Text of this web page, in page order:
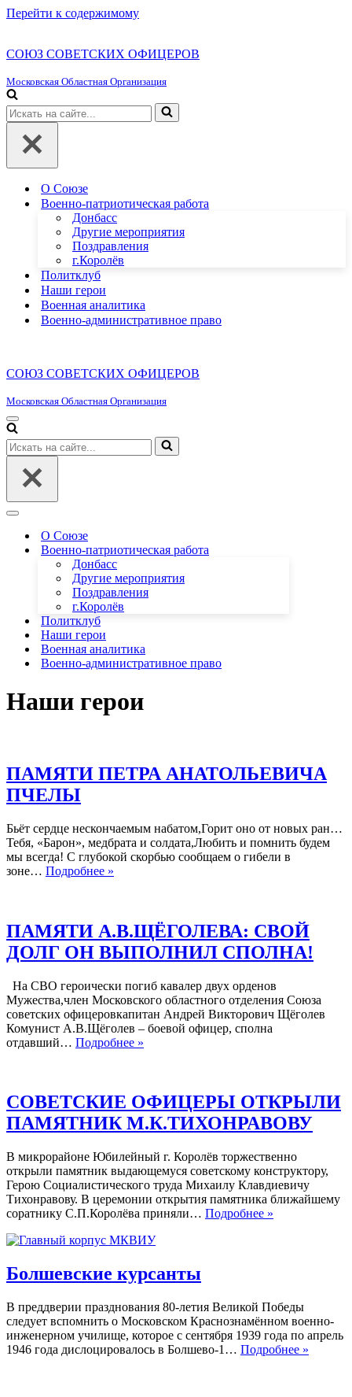
Перейти к содержимому
СОЮЗ СОВЕТСКИХ ОФИЦЕРОВ
Московская Областная Организация
Искать...
О Союзе
Военно-патриотическая работа
Донбасс
Другие мероприятия
Поздравления
г.Королёв
Политклуб
Наши герои
Военная аналитика
Военно-административное право
СОЮЗ СОВЕТСКИХ ОФИЦЕРОВ
Московская Областная Организация
Меню
навигации
Искать...
Меню
навигацииО Союзе
Военно-патриотическая работа
Донбасс
Другие мероприятия
Поздравления
г.Королёв
Политклуб
Наши герои
Военная аналитика
Военно-административное право
Наши герои
ПАМЯТИ ПЕТРА АНАТОЛЬЕВИЧА
ПЧЕЛЫ
Бьёт сердце нескончаемым набатом,Горит оно от новых ран…
Тебя, «Барон», медбрата и солдата,Любить и помнить будем
мы всегда! С глубокой скорбью сообщаем о гибели в
зоне… Подробнее »
ПАМЯТИ А.В.ЩЁГОЛЕВА: СВОЙ
ДОЛГ ОН ВЫПОЛНИЛ СПОЛНА!
На СВО героически погиб кавалер двух орденов
Мужества,член Московского областного отделения Союза
советских офицеровкапитан Андрей Викторович Щёголев
Комунист А.В.Щёголев – боевой офицер, сполна
отдавший… Подробнее »
ОН
ВЫПОЛНИЛ
СПОЛНА!
СОВЕТСКИЕ ОФИЦЕРЫ ОТКРЫЛИ
ПАМЯТНИК М.К.ТИХОНРАВОВУ
В микрорайоне Юбилейный г. Королëв торжественно
открыли памятник выдающемуся советскому конструктору,
Герою Социалистического труда Михаилу Клавдиевичу
Тихонравову. В церемонии открытия памятника ближайшему
соратнику С.П.Королёва приняли… Подробнее »
Болшевские курсанты
В преддверии празднования 80-летия Великой Победы
следует вспомнить о Московском Краснознамённом военно-
инженерном училище, которое с сентября 1939 года по апрель
1946 года дислоцировалось в Болшево-1… Подробнее »